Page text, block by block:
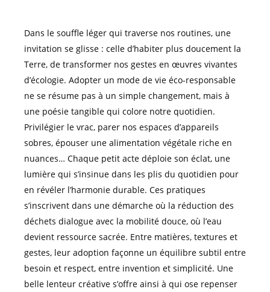
Dans le souffle léger qui traverse nos routines, une
invitation se glisse : celle d’habiter plus doucement la
Terre, de transformer nos gestes en œuvres vivantes
d’écologie. Adopter un mode de vie éco-responsable
ne se résume pas à un simple changement, mais à
une poésie tangible qui colore notre quotidien.
Privilégier le vrac, parer nos espaces d’appareils
sobres, épouser une alimentation végétale riche en
nuances… Chaque petit acte déploie son éclat, une
lumière qui s’insinue dans les plis du quotidien pour
en révéler l’harmonie durable. Ces pratiques
s’inscrivent dans une démarche où la réduction des
déchets dialogue avec la mobilité douce, où l’eau
devient ressource sacrée. Entre matières, textures et
gestes, leur adoption façonne un équilibre subtil entre
besoin et respect, entre invention et simplicité. Une
belle lenteur créative s’offre ainsi à qui ose repenser